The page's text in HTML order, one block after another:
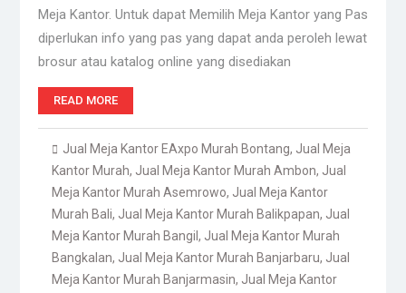
Meja Kantor. Untuk dapat Memilih Meja Kantor yang Pas
diperlukan info yang pas yang dapat anda peroleh lewat
brosur atau katalog online yang disediakan
READ MORE
Jual Meja Kantor EAxpo Murah Bontang, Jual Meja
Kantor Murah, Jual Meja Kantor Murah Ambon, Jual
Meja Kantor Murah Asemrowo, Jual Meja Kantor
Murah Bali, Jual Meja Kantor Murah Balikpapan, Jual
Meja Kantor Murah Bangil , Jual Meja Kantor Murah
Bangkalan, Jual Meja Kantor Murah Banjarbaru, Jual
Meja Kantor Murah Banjarmasin, Jual Meja Kantor